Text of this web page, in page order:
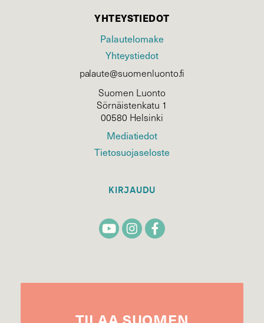
YHTEYSTIEDOT
Palautelomake
Yhteystiedot
palaute@suomenluonto.fi
Suomen Luonto
Sörnäistenkatu 1
00580 Helsinki
Mediatiedot
Tietosuojaseloste
KIRJAUDU